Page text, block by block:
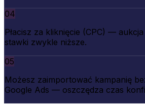
04
Płacisz za kliknięcie (CPC) —
stawki zwykle niższe.
05
Możesz zaimportować kampanię
Google Ads — oszczędza czas